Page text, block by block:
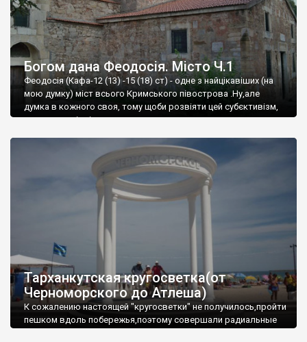
Богом дана Феодосія. Місто Ч.1
Феодосія (Кафа-12 (13) -15 (18) ст) - одне з найцікавіших (на
мою думку) міст всього Кримського півострова .Ну,але
думка в кожного своя, тому щоби розвіяти цей субєктивізм,
запрошую відвідати це
Тарханкутская кругосветка(от
Черноморского до Атлеша)
К сожалению настоящей "кругосветки" не получилось,пройти
пешком вдоль побережья,поэтому совершали радиальные